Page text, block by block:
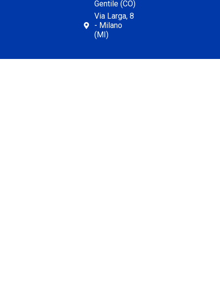
Gentile (CO)
Via Larga, 8
- Milano
(MI)